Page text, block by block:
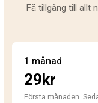
Få tillgång till allt
1 månad
29kr
Första månaden.